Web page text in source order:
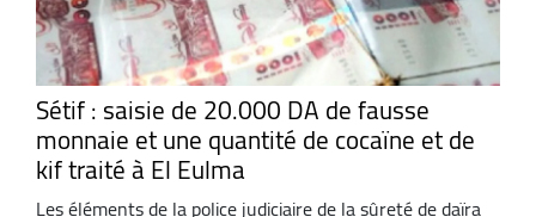
Sétif : saisie de 20.000 DA de fausse
monnaie et une quantité de cocaïne et de
kif traité à El Eulma
Les éléments de la police judiciaire de la sûreté de daïra